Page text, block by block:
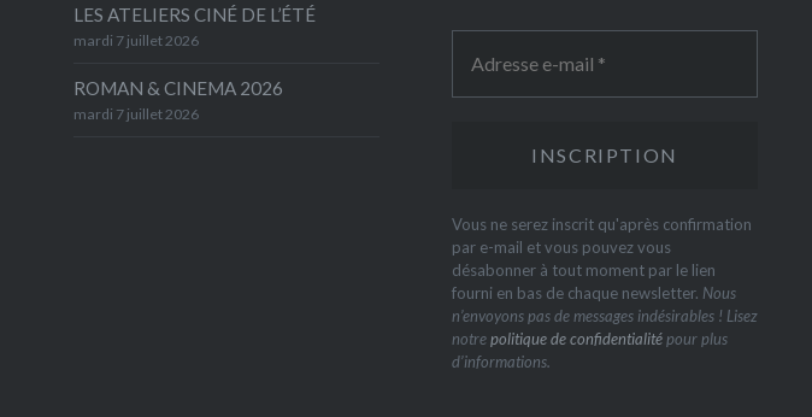
LES ATELIERS CINÉ DE L’ÉTÉ
mardi 7 juillet 2026
ROMAN & CINEMA 2026
mardi 7 juillet 2026
Vous ne serez inscrit qu'après confirmation
par e-mail et vous pouvez vous
désabonner à tout moment par le lien
fourni en bas de chaque newsletter. Nous
n’envoyons pas de messages indésirables ! Lisez
notrepolitique de confidentialitépour plus
d’informations.